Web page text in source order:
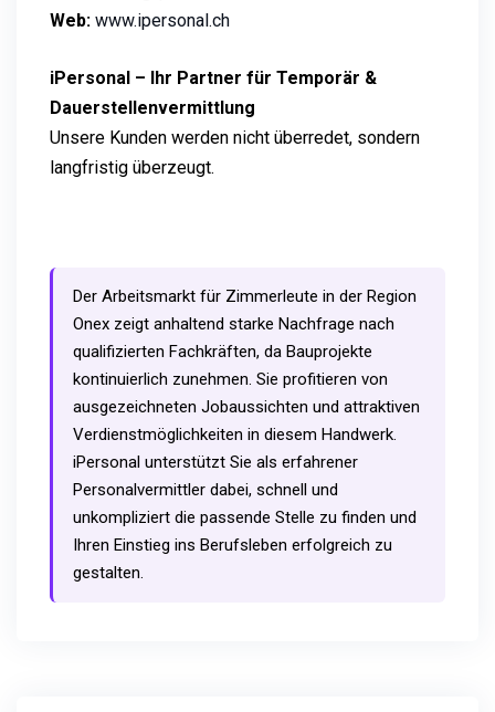
Web: www.ipersonal.ch
iPersonal – Ihr Partner für Temporär &
Dauerstellenvermittlung
Unsere Kunden werden nicht überredet, sondern
langfristig überzeugt.
Der Arbeitsmarkt für Zimmerleute in der Region
Onex zeigt anhaltend starke Nachfrage nach
qualifizierten Fachkräften, da Bauprojekte
kontinuierlich zunehmen. Sie profitieren von
ausgezeichneten Jobaussichten und attraktiven
Verdienstmöglichkeiten in diesem Handwerk.
iPersonal unterstützt Sie als erfahrener
Personalvermittler dabei, schnell und
unkompliziert die passende Stelle zu finden und
Ihren Einstieg ins Berufsleben erfolgreich zu
gestalten.